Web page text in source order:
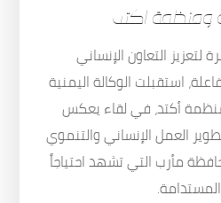
ومنظمة اكتد
التعاون الإنساني
استقبلت الوكالة اليمنية
أكتد، في لقاء يعكس
العمل الإنساني والتنموي
مأرب التي تشهد احتياجاً
المستدامة.